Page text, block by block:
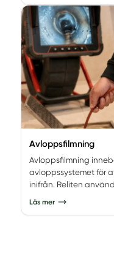
Avloppsfilmning
Avloppsfilmning
avloppssystemet för
inifrån. Reliten
Läs mer